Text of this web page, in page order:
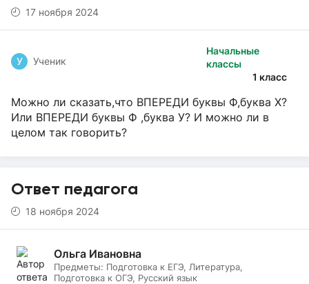
17 ноября 2024
Начальные
классы
1 класс
У Ученик
Можно ли сказать,что ВПЕРЕДИ буквы Ф,буква Х?
Или ВПЕРЕДИ буквы Ф ,буква У? И можно ли в
целом так говорить?
Ответ педагога
18 ноября 2024
Ольга Ивановна
Предметы: Подготовка к ЕГЭ, Литература,
Подготовка к ОГЭ, Русский язык